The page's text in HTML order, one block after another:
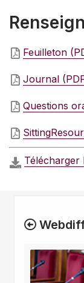
Feuilleton
Journal
Questions
Télécharger